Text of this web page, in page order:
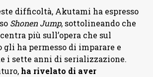
difficoltà, Akutami ha espresso
Shonen Jump, sottolineando che
più sull’opera che sul
gli ha permesso di imparare e
i sette anni di serializzazione.
ha rivelato di aver